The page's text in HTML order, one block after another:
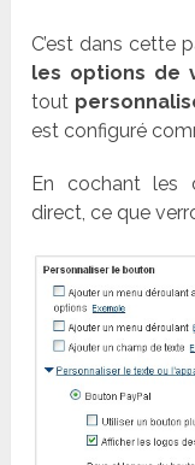
C’est dans cette
les options de
tout
est configuré
En cochant les
direct, ce que